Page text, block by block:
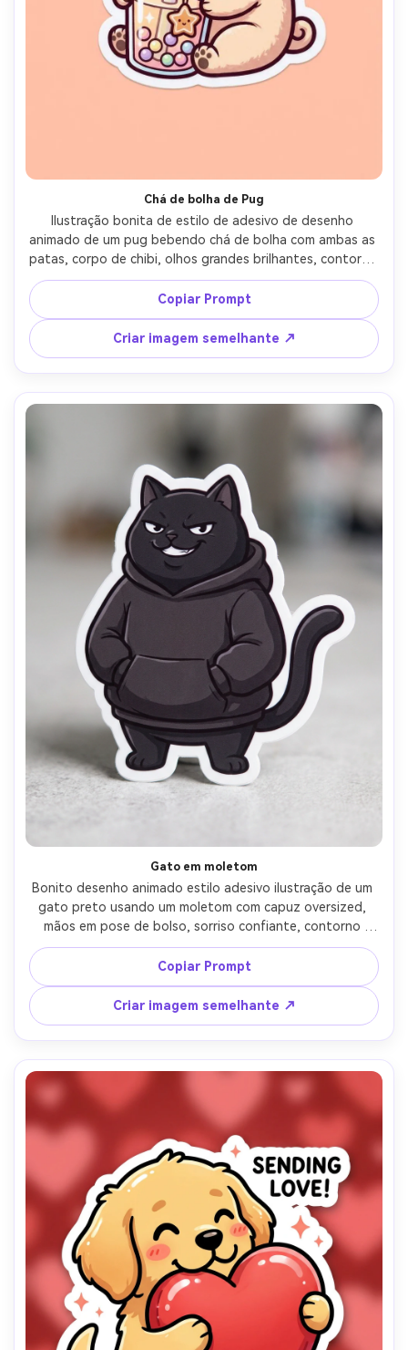
Chá de bolha de Pug
Ilustração bonita de estilo de adesivo de desenho
animado de um pug bebendo chá de bolha com ambas as
patas, corpo de chibi, olhos grandes brilhantes, contorno
grosso, borda branca limpa, fundo de pêssego pastel,
detalhe bonito de adereço de comida, destaques do
copo de plástico brilhante, composição pronta para
adesivos, lente de 85mm, profundidade de campo rasa-
AR 4:5
Copiar Prompt
Criar imagem semelhante ↗
Gato em moletom
Bonito desenho animado estilo adesivo ilustração de um
gato preto usando um moletom com capuz oversized,
mãos em pose de bolso, sorriso confiante, contorno
ousado, borda branca die-cut, fundo de luz neutra,
sombreamento mínimo com gradiente suave, estético
adesivo de moda streetwear, lente de 85mm,
profundidade de campo rasa-AR 4:5
Copiar Prompt
Criar imagem semelhante ↗